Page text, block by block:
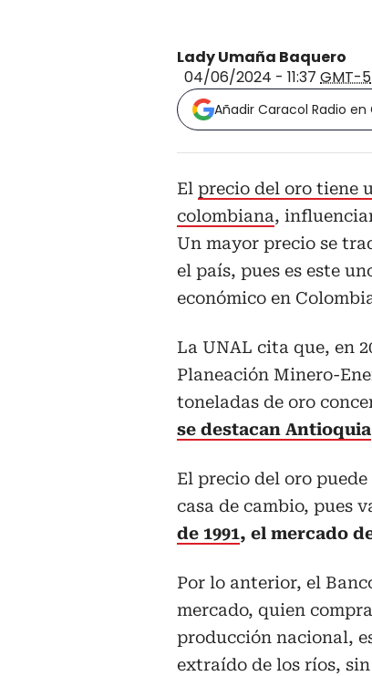
Lady Umaña Baquero
04/06/2024 - 11:37 GMT-5
Añadir Caracol Radio en
El precio del oro tiene
colombiana,
Un mayor precio se
el país, pues es este
económico en
La UNAL cita que, en
Planeación Minero-
toneladas de oro
se destacan Antioquia
El precio del oro
casa de cambio, pues
de 1991, el mercado
Por lo anterior, el
mercado, quien
producción nacional,
extraído de los ríos,